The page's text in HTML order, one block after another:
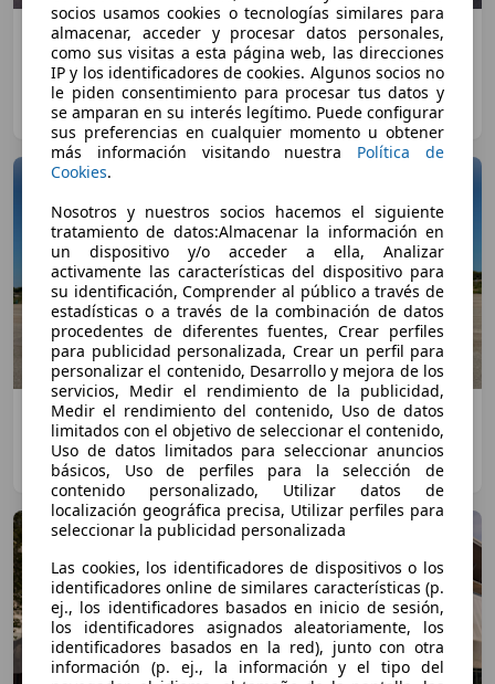
socios usamos cookies o tecnologías similares para
almacenar, acceder y procesar datos personales,
como sus visitas a esta página web, las direcciones
IP y los identificadores de cookies. Algunos socios no
le piden consentimiento para procesar tus datos y
se amparan en su interés legítimo. Puede configurar
sus preferencias en cualquier momento u obtener
más información visitando nuestra Política de
Cookies.
Nosotros y nuestros socios hacemos el siguiente
tratamiento de datos:Almacenar la información en
un dispositivo y/o acceder a ella, Analizar
activamente las características del dispositivo para
su identificación, Comprender al público a través de
estadísticas o a través de la combinación de datos
procedentes de diferentes fuentes, Crear perfiles
para publicidad personalizada, Crear un perfil para
personalizar el contenido, Desarrollo y mejora de los
servicios, Medir el rendimiento de la publicidad,
Medir el rendimiento del contenido, Uso de datos
limitados con el objetivo de seleccionar el contenido,
Uso de datos limitados para seleccionar anuncios
básicos, Uso de perfiles para la selección de
contenido personalizado, Utilizar datos de
localización geográfica precisa, Utilizar perfiles para
seleccionar la publicidad personalizada
Las cookies, los identificadores de dispositivos o los
identificadores online de similares características (p.
ej., los identificadores basados en inicio de sesión,
los identificadores asignados aleatoriamente, los
identificadores basados en la red), junto con otra
información (p. ej., la información y el tipo del
Volkswagen Tiguan 20 Aniversario: el SUV
superventas estrena edición exclusiva y hereda la
tradición del Golf
Dani Cuadrado · 27/07/2026 · 5 minutos de lectura
Comparativa Jaecoo 7 SHS vs BYD Seal U DM-i
Comfort: ¿Cuál es mejor SUV híbrido enchufable?
Dani Cuadrado · 26/07/2026 · 7 minutos de lectura